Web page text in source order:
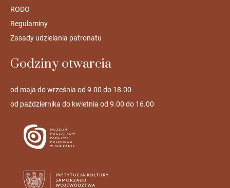
RODO
Regulaminy
Zasady udzielania patronatu
Godziny otwarcia
od maja do września od 9.00 do 18.00
od października do kwietnia od 9.00 do 16.00